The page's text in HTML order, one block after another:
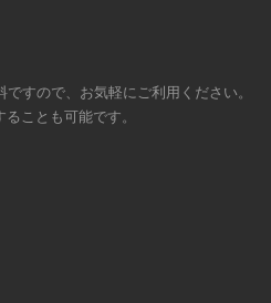
すので、お気軽にご利用ください。
ことも可能です。